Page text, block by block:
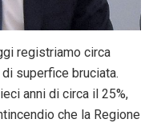
registriamo circa
superfice bruciata.
anni di circa il 25%,
che la Regione